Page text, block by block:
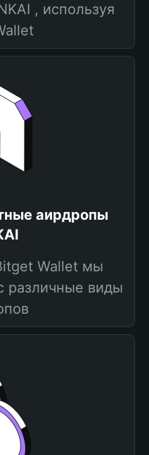
, используя
аирдропы
Wallet мы
различные виды